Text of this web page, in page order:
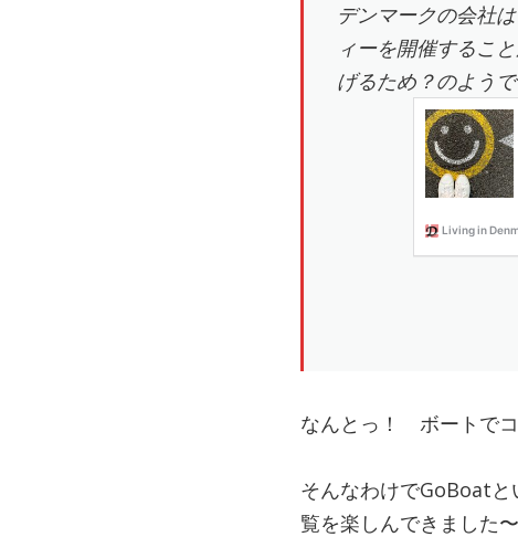
デンマークの会社
ィーを開催するこ
げるため？のようで
なんとっ！ ボートで
そんなわけでGoBoatと
覧を楽しんできました〜